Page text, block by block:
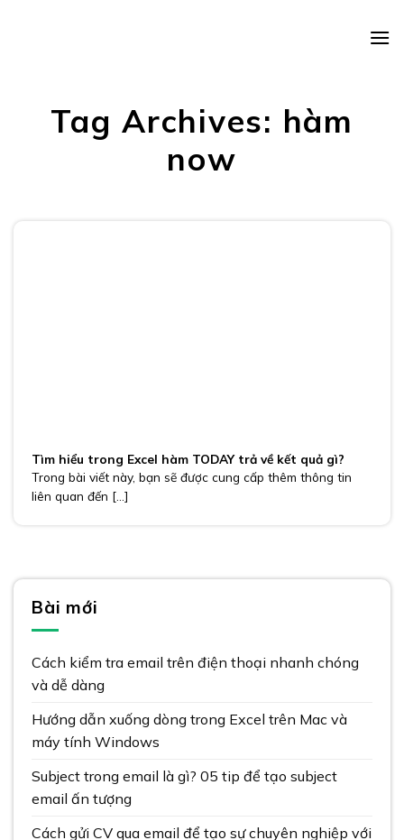
Tag Archives: hàm
now
Tìm hiểu trong Excel hàm TODAY trả về kết quả gì?
Trong bài viết này, bạn sẽ được cung cấp thêm thông tin
liên quan đến [...]
Bài mới
Cách kiểm tra email trên điện thoại nhanh chóng
và dễ dàng
Hướng dẫn xuống dòng trong Excel trên Mac và
máy tính Windows
Subject trong email là gì? 05 tip để tạo subject
email ấn tượng
Cách gửi CV qua email để tạo sự chuyên nghiệp với